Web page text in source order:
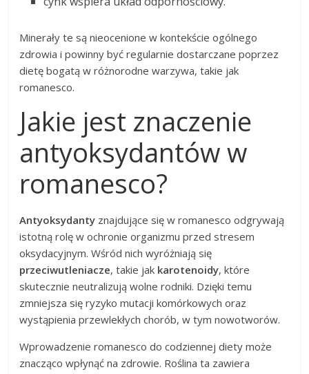
Minerały te są nieocenione w kontekście ogólnego
zdrowia i powinny być regularnie dostarczane poprzez
dietę bogatą w różnorodne warzywa, takie jak
romanesco.
Jakie jest znaczenie
antyoksydantów w
romanesco?
Antyoksydanty znajdujące się w romanesco odgrywają
istotną rolę w ochronie organizmu przed stresem
oksydacyjnym. Wśród nich wyróżniają się
przeciwutleniacze, takie jak karotenoidy, które
skutecznie neutralizują wolne rodniki. Dzięki temu
zmniejsza się ryzyko mutacji komórkowych oraz
wystąpienia przewlekłych chorób, w tym nowotworów.
Wprowadzenie romanesco do codziennej diety może
znacząco wpłynąć na zdrowie. Roślina ta zawiera